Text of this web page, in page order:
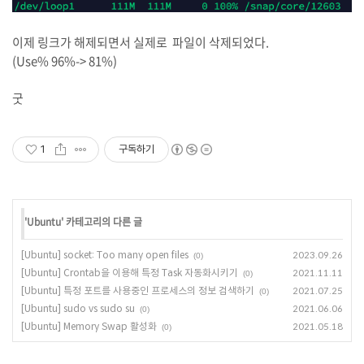
이제 링크가 해제되면서 실제로 파일이 삭제되었다.
(Use% 96%-> 81%)
굿
1 구독하기
'Ubuntu' 카테고리의 다른 글
[Ubuntu] socket: Too many open files (0) 2023.09.26
[Ubuntu] Crontab을 이용해 특정 Task 자동화시키기 (0) 2021.11.11
[Ubuntu] 특정 포트를 사용중인 프로세스의 정보 검색하기 (0) 2021.07.25
[Ubuntu] sudo vs sudo su (0) 2021.06.06
[Ubuntu] Memory Swap 활성화 (0) 2021.05.18